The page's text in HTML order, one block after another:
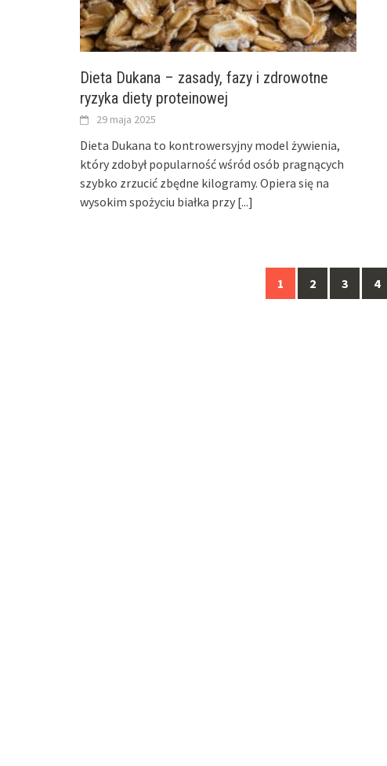
Dieta Dukana – zasady, fazy i zdrowotne
ryzyka diety proteinowej
29 maja 2025
Dieta Dukana to kontrowersyjny model żywienia,
który zdobył popularność wśród osób pragnących
szybko zrzucić zbędne kilogramy. Opiera się na
wysokim spożyciu białka przy [...]
1 2 3 4